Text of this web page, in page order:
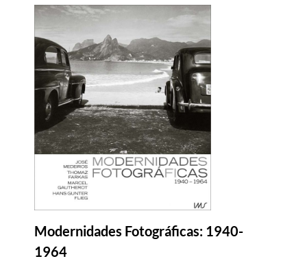
Modernidades Fotográficas: 1940-
1964